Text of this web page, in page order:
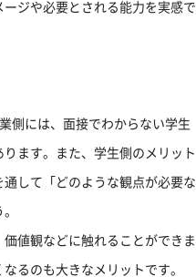
ジや必要とされる能力を実感で
側には、面接でわからない学生
ます。また、学生側のメリット
して「どのような観点が必要な
値観などに触れることができま
るのも大きなメリットです。